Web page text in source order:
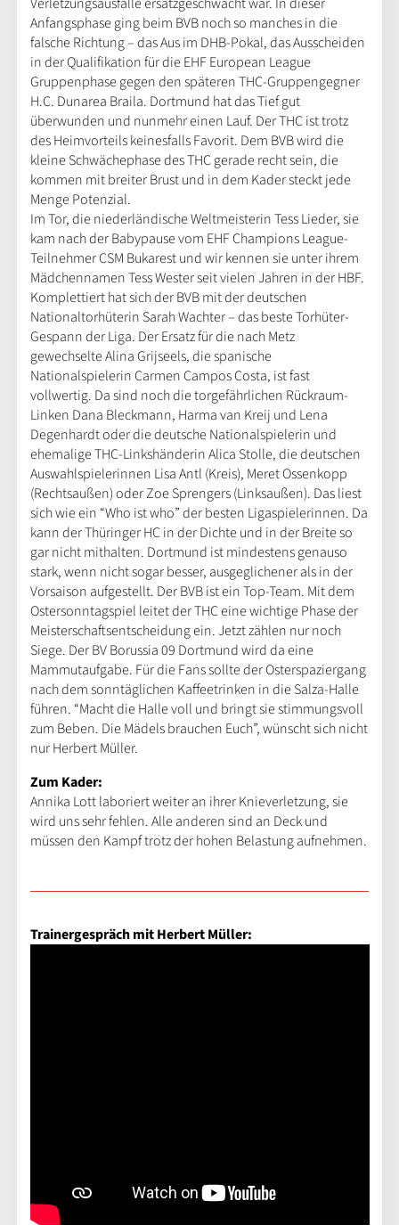
Anfangsphase ging beim BVB noch so manches in die
falsche Richtung – das Aus im DHB-Pokal, das Ausscheiden
in der Qualifikation für die EHF European League
Gruppenphase gegen den späteren THC-Gruppengegner
H.C. Dunarea Braila. Dortmund hat das Tief gut
überwunden und nunmehr einen Lauf. Der THC ist trotz
des Heimvorteils keinesfalls Favorit. Dem BVB wird die
kleine Schwächephase des THC gerade recht sein, die
kommen mit breiter Brust und in dem Kader steckt jede
Menge Potenzial.
Im Tor, die niederländische Weltmeisterin Tess Lieder, sie
kam nach der Babypause vom EHF Champions League-
Teilnehmer CSM Bukarest und wir kennen sie unter ihrem
Mädchennamen Tess Wester seit vielen Jahren in der HBF.
Komplettiert hat sich der BVB mit der deutschen
Nationaltorhüterin Sarah Wachter – das beste Torhüter-
Gespann der Liga. Der Ersatz für die nach Metz
gewechselte Alina Grijseels, die spanische
Nationalspielerin Carmen Campos Costa, ist fast
vollwertig. Da sind noch die torgefährlichen Rückraum-
Linken Dana Bleckmann, Harma van Kreij und Lena
Degenhardt oder die deutsche Nationalspielerin und
ehemalige THC-Linkshänderin Alica Stolle, die deutschen
Auswahlspielerinnen Lisa Antl (Kreis), Meret Ossenkopp
(Rechtsaußen) oder Zoe Sprengers (Linksaußen). Das liest
sich wie ein “Who ist who” der besten Ligaspielerinnen. Da
kann der Thüringer HC in der Dichte und in der Breite so
gar nicht mithalten. Dortmund ist mindestens genauso
stark, wenn nicht sogar besser, ausgeglichener als in der
Vorsaison aufgestellt. Der BVB ist ein Top-Team. Mit dem
Ostersonntagspiel leitet der THC eine wichtige Phase der
Meisterschaftsentscheidung ein. Jetzt zählen nur noch
Siege. Der BV Borussia 09 Dortmund wird da eine
Mammutaufgabe. Für die Fans sollte der Osterspaziergang
nach dem sonntäglichen Kaffeetrinken in die Salza-Halle
führen. “Macht die Halle voll und bringt sie stimmungsvoll
zum Beben. Die Mädels brauchen Euch”, wünscht sich nicht
nur Herbert Müller.
Zum Kader:
Annika Lott laboriert weiter an ihrer Knieverletzung, sie
wird uns sehr fehlen. Alle anderen sind an Deck und
müssen den Kampf ​trotz der hohen Belastung aufnehmen.
Trainergespräch mit Herbert Müller: